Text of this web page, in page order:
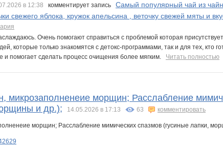
в 12:38 комментирует запись Самый популярный чай из
свежего яблока, кружок апельсина , веточку свежей мяты и
Очень помогают справиться с проблемой которая
которые только знакомятся с детокс-программами, так и для тех, кто
и помогает сделать процесс очищения более мягким. Читать полностью
морщин; Расслабление
и др.);
14.05.2026 в 17:13 63 комментировать